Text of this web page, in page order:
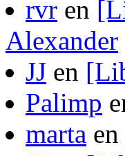
rvr en
Alexander
JJ en
Palimp
marta en